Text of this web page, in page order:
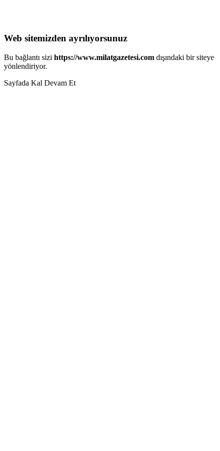
Web sitemizden ayrılıyorsunuz
Bu bağlantı sizi https://www.milatgazetesi.com dışındaki bir siteye
yönlendiriyor.
Sayfada Kal Devam Et